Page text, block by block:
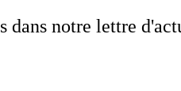
dans notre lettre